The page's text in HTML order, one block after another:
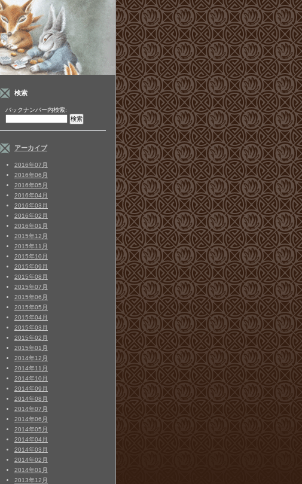
検索
バックナンバー内検索:
アーカイブ
2016年07月
2016年06月
2016年05月
2016年04月
2016年03月
2016年02月
2016年01月
2015年12月
2015年11月
2015年10月
2015年09月
2015年08月
2015年07月
2015年06月
2015年05月
2015年04月
2015年03月
2015年02月
2015年01月
2014年12月
2014年11月
2014年10月
2014年09月
2014年08月
2014年07月
2014年06月
2014年05月
2014年04月
2014年03月
2014年02月
2014年01月
2013年12月